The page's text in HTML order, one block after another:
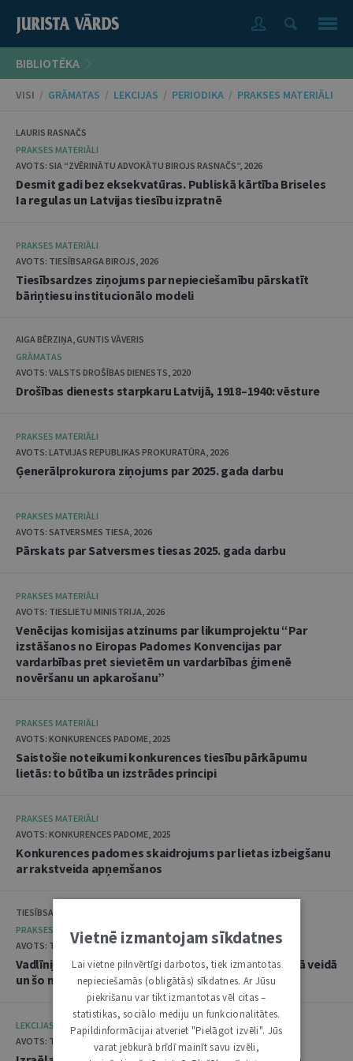
BIBLIOTĒKA
VISI / GRĀMATAS / LEKCIJAS / PERIODIKA / PRAKSES MATERIĀLI
LAURIS RASNAČS
PRAKSES MATERIĀLI
AVOTS: SIA “ZVĒRINĀTU ADVOKĀTU BIROJS RASNAČS”, 2026
Desmit gadi bez eksekvatūras. Publiskā kārtība Briseles
Ia regulas un Latvijas tiesību izpratnē
PRAKSES MATERIĀLI
AVOTS: TIESĪBSARGA BIROJS, 2026
Tiesībsardzes ziņojums par nepieciešamību pārskatīt
bāriņtiesu institucionālo modeli
AIGA BĒRZIŅA, GUNTIS VĀVERIS
GRĀMATAS
AVOTS: VALSTS DROŠĪBAS DIENESTS, 2020
Drošības dienests starpkaru Latvijā, 1918–1940: vēsture
PRAKSES MATERIĀLI
AVOTS: LATVIJAS REPUBLIKAS PROKURATŪRA, 2026
Ģenerālprokurora ziņojums par 2025. gada darbu
PRAKSES MATERIĀLI
AVOTS: SATVERSMES TIESA, 2026
Pārskats par Satversmes tiesas 2025. gada darbu
PRAKSES MATERIĀLI
AVOTS: TIESLIETU MINISTRIJA, 2026
Venēcijas komisijas atzinums par likumprojektu “Par
izstāšanos no Eiropas Padomes Konvencijas par
vardarbības pret sievietēm un vardarbības ģimenē
novēršanu un apkarošanu”
PRAKSES MATERIĀLI
AVOTS: KONKURENCES PADOME, 2025
Saistošie noteikumi konkurences tiesību pārkāpumu
lietās: to būtība un izstrādes principi
PRAKSES MATERIĀLI
AVOTS: KONKURENCES PADOME, 2025
Konkurences padomes skaidrojums par lietas izbeigšanu
ar rakstveida apņemšanos
TIESĪBSARGA BIROJS, DATU VALSTS INSPEKCIJA
PRAKSES MATERIĀLI
AVOTS: TIESĪBSARGA BIROJS, 2025
Vadlīnijas "Amatpersonu datu apstrāde audiovizuālā veidā
un šo materiālu publicēšana"
LEKCIJAS
AVOTS: TIESLIETU AKADĒMIJA, 2025
Vietnē izmantojam sīkdatnes
Lai vietne pilnvērtīgi darbotos, tiek izmantotas
nepieciešamās (obligātās) sīkdatnes. Ar Jūsu
piekrišanu var tikt izmantotas vēl citas –
statistikas, sociālo mediju un funkcionalitātes.
Papildinformācijai atveriet "Pielāgot izvēli". Jūs
varat jebkurā brīdī mainīt savu izvēli,